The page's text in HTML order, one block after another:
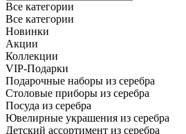
Все категории
Все категории
Новинки
Акции
Коллекции
VIP-Подарки
Подарочные наборы из серебра
Столовые приборы из серебра
Посуда из серебра
Ювелирные украшения из серебра
Детский ассортимент из серебра